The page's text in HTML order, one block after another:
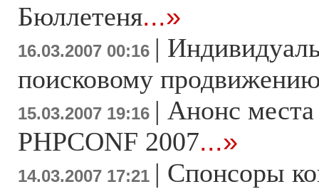
Бюллетеня...»
16.03.2007 00:16 |
поисковому
15.03.2007 19:16 | Анонс
PHPCONF 2007...»
14.03.2007 17:21 | Спонсоры